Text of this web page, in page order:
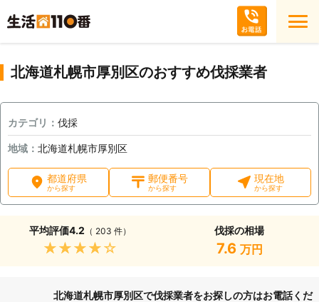
北海道札幌市厚別区のおすすめ伐採業者
カテゴリ： 伐採
地域： 北海道札幌市厚別区
都道府県
から探す
郵便番号
から探す
現在地
から探す
平均評価4.2 （ 203 件）
★★★★★
伐採の相場
7.6 万円
北海道札幌市厚別区で伐採業者をお探しの方はお電話くだ